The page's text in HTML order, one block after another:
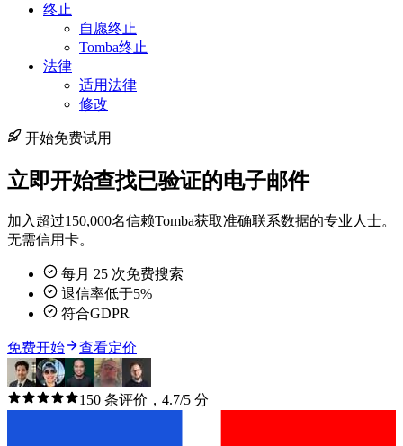
终止
自愿终止
Tomba终止
法律
适用法律
修改
开始免费试用
立即开始查找已验证的电子邮件
加入超过150,000名信赖Tomba获取准确联系数据的专业人士。
无需信用卡。
每月 25 次免费搜索
退信率低于5%
符合GDPR
免费开始 查看定价
150 条评价，4.7/5 分